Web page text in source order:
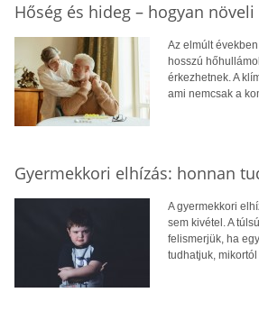
Hőség és hideg – hogyan
Az elmúlt
hosszú
érkezhetnek. A
ami nemcsak a
Gyermekkori elhízás: honnan
A gyermekkori
sem kivétel. A
felismerjük, ha
tudhatjuk,